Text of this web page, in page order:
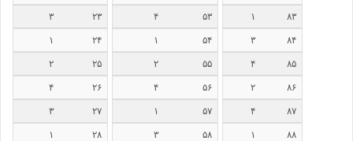
۲۳ ۳
۲۴ ۱
۲۵ ۲
۲۶ ۴
۲۷ ۳
۲۸ ۱
۵۳ ۴
۵۴ ۱
۵۵ ۲
۵۶ ۴
۵۷ ۱
۵۸ ۳
۸۳ ۱
۸۴ ۳
۸۵ ۴
۸۶ ۲
۸۷ ۴
۸۸ ۱